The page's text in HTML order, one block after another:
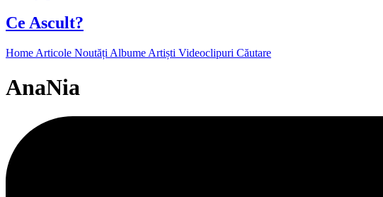
Ce Ascult?
Home Articole Noutăți Albume Artiști Videoclipuri Căutare
AnaNia